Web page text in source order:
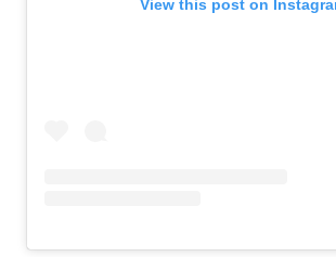
View this post on